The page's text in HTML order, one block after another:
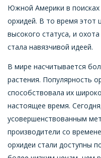
Южной Америки в
орхидей. В то время этот
высокого статуса, и
стала навязчивой идеей.
В мире насчитывается
растения. Популярность
способствовала их
настоящее время.
усовершенствованным
производители со
орхидеи стали доступны